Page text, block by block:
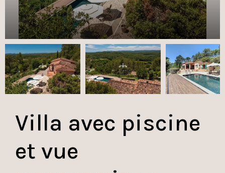
Villa avec piscine
et vue